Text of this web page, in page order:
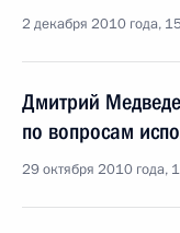
2 декабря 2010 года,
Дмитрий
по вопросам
29 октября 2010 года,